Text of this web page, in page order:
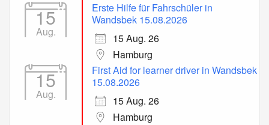
15
Aug.
Erste Hilfe für Fahrschüler in
Wandsbek 15.08.2026
15 Aug. 26
Hamburg
15
Aug.
First Aid for learner driver in Wandsbek
15.08.2026
15 Aug. 26
Hamburg